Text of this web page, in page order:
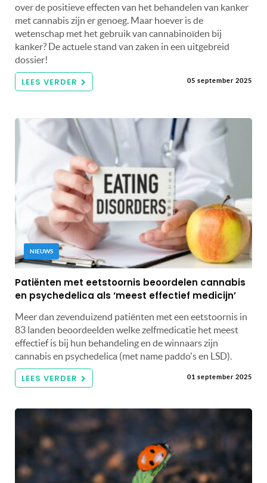
over de positieve effecten van het behandelen van kanker
met cannabis zijn er genoeg. Maar hoever is de
wetenschap met het gebruik van cannabinoïden bij
kanker? De actuele stand van zaken in een uitgebreid
dossier!
LEES VERDER 05 september 2025
NIEUWS
Patiënten met eetstoornis beoordelen cannabis
en psychedelica als ‘meest effectief medicijn’
Meer dan zevenduizend patiënten met een eetstoornis in
83 landen beoordeelden welke zelfmedicatie het meest
effectief is bij hun behandeling en de winnaars zijn
cannabis en psychedelica (met name paddo's en LSD).
LEES VERDER 01 september 2025